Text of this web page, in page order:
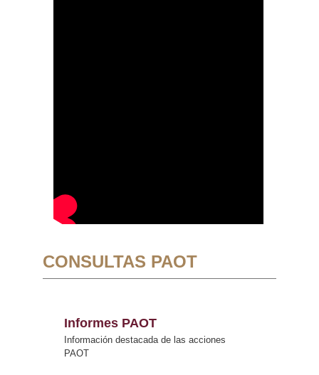
CONSULTAS PAOT
Informes PAOT
Información destacada de las acciones
PAOT